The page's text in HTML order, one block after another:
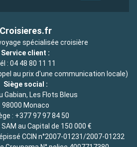
Croisieres.fr
spécialisée croisière
Service client :
: 04 48 80 11 11
au prix d'une communication locale)
Siège social :
Gabian, Les Flots Bleus
98000 Monaco
: +377 97 97 84 50
SAM au Capital de 150 000 €
CCIN n°2007-01231/2007-01232